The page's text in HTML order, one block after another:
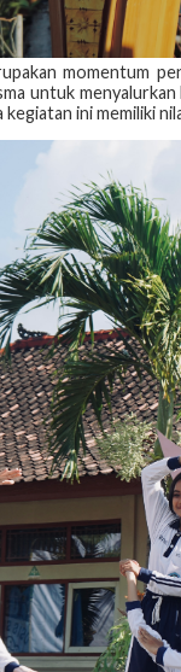
momentum
untuk
kegiatan ini memiliki